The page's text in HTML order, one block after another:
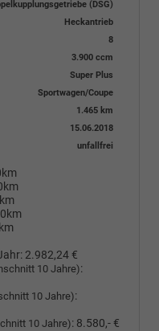
(DSG)
Heckantrieb
8
3.900 ccm
Super Plus
Sportwagen/Coupe
1.465 km
15.06.2018
unfallfrei
2.982,24 €
10 Jahre):
10 Jahre):
10 Jahre): 8.580,- €